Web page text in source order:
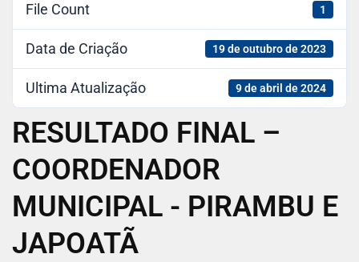
File Count 1
Data de Criação 19 de outubro de 2023
Ultima Atualização 9 de abril de 2024
RESULTADO FINAL –
COORDENADOR
MUNICIPAL - PIRAMBU E
JAPOATÃ